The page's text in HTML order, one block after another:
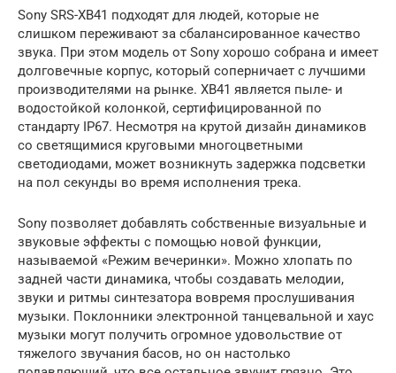
Sony SRS-XB41 подходят для людей, которые не
слишком переживают за сбалансированное качество
звука. При этом модель от Sony хорошо собрана и имеет
долговечные корпус, который соперничает с лучшими
производителями на рынке. XB41 является пыле- и
водостойкой колонкой, сертифицированной по
стандарту IP67. Несмотря на крутой дизайн динамиков
со светящимися круговыми многоцветными
светодиодами, может возникнуть задержка подсветки
на пол секунды во время исполнения трека.
Sony позволяет добавлять собственные визуальные и
звуковые эффекты с помощью новой функции,
называемой «Режим вечеринки». Можно хлопать по
задней части динамика, чтобы создавать мелодии,
звуки и ритмы синтезатора вовремя прослушивания
музыки. Поклонники электронной танцевальной и хаус
музыки могут получить огромное удовольствие от
тяжелого звучания басов, но он настолько